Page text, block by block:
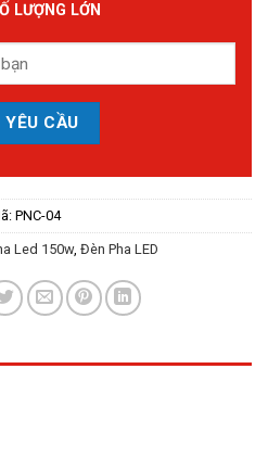
LƯỢNG LỚN
PNC-04
Led 150w, Đèn Pha LED